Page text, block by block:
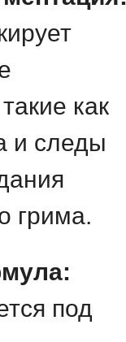
как
и следы
грима.
под